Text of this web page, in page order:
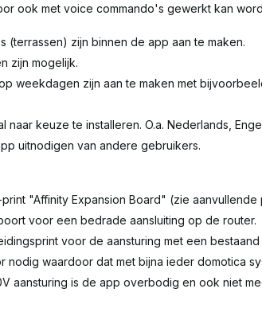
ook met voice commando's gewerkt kan
(terrassen) zijn binnen de app aan te maken.
zijn mogelijk.
weekdagen zijn aan te maken met
naar keuze te installeren. O.a. Nederlands,
uitnodigen van andere gebruikers.
"Affinity Expansion Board" (zie
voor een bedrade aansluiting op de router.
voor de aansturing met een bestaand
nodig waardoor dat met bijna ieder domotica
aansturing is de app overbodig en ook niet